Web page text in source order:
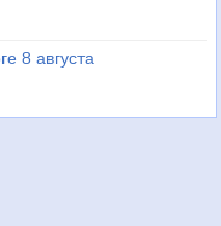
8 августа